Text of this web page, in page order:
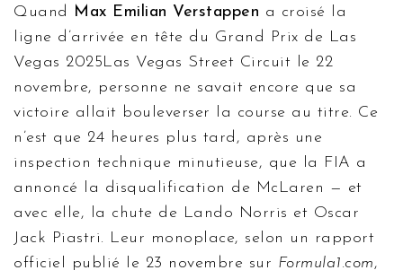
Quand Max Emilian Verstappen a croisé la
ligne d’arrivée en tête du Grand Prix de Las
Vegas 2025Las Vegas Street Circuit le 22
novembre, personne ne savait encore que sa
victoire allait bouleverser la course au titre. Ce
n’est que 24 heures plus tard, après une
inspection technique minutieuse, que la FIA a
annoncé la disqualification de McLaren — et
avec elle, la chute de Lando Norris et Oscar
Jack Piastri. Leur monoplace, selon un rapport
officiel publié le 23 novembre sur Formula1.com,